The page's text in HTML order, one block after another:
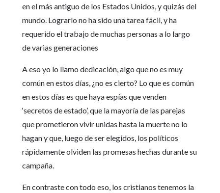
en el más antiguo de los Estados Unidos, y quizás del
mundo. Lograrlo no ha sido una tarea fácil, y ha
requerido el trabajo de muchas personas a lo largo
de varias generaciones
A eso yo lo llamo dedicación, algo que no es muy
común en estos días, ¿no es cierto? Lo que es común
en estos días es que haya espías que venden
‘secretos de estado’, que la mayoría de las parejas
que prometieron vivir unidas hasta la muerte no lo
hagan y que, luego de ser elegidos, los políticos
rápidamente olviden las promesas hechas durante su
campaña.
En contraste con todo eso, los cristianos tenemos la